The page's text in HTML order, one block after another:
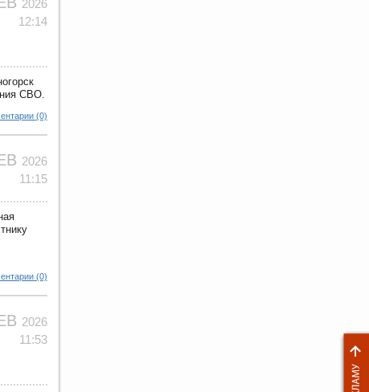
2026
12:14
СВО.
(0)
2026
11:15
(0)
2026
11:53